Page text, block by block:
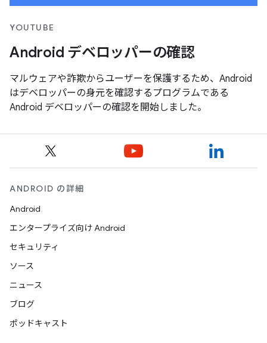
YOUTUBE
Android デベロッパーの確認
マルウェアや詐欺からユーザーを保護するため、Android
はデベロッパーの身元を確認するプログラムである
Android デベロッパーの確認を開始しました。
ANDROID の詳細
Android
エンタープライズ向け Android
セキュリティ
ソース
ニュース
ブログ
ポッドキャスト